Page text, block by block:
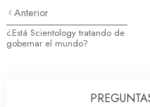
Anterior
¿Está Scientology tratando de
gobernar el mundo?